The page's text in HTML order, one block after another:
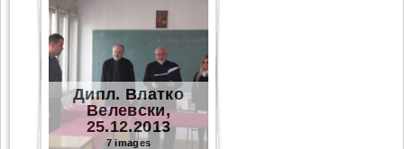
Дипл. Влатко
Велевски,
25.12.2013
7 images